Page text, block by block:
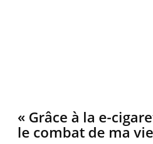
« Grâce à la e-
le combat de ma